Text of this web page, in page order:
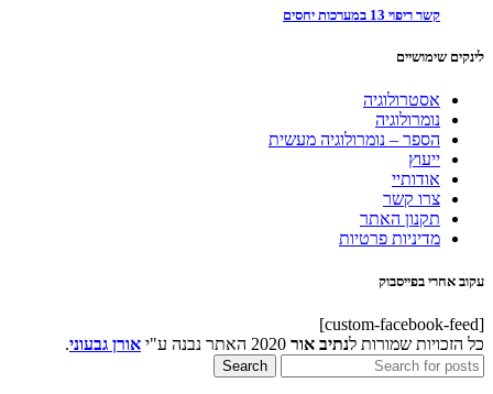
קשר ריפוי 13 במערכות יחסים
לינקים שימושיים
אסטרולוגיה
נומרולוגיה
הספר – נומרולוגיה מעשית
ייעוץ
אודותיי
צרו קשר
תקנון האתר
מדיניות פרטיות
עקוב אחרי בפייסבוק
[custom-facebook-feed]
כל הזכויות שמורות לנתיב אור 2020 האתר נבנה ע"י אורן גבעוני.
Search